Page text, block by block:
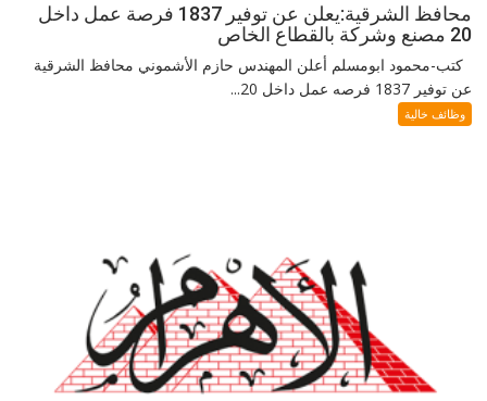
محافظ الشرقية:يعلن عن توفير 1837 فرصة عمل داخل
20 مصنع وشركة بالقطاع الخاص
كتب-محمود ابومسلم أعلن المهندس حازم الأشموني محافظ الشرقية
عن توفير 1837 فرصه عمل داخل 20...
وظائف خالية